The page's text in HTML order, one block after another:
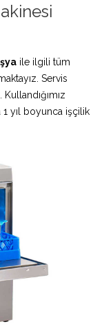
ile ilgili tüm
Servis
1 yıl boyunca işçilik